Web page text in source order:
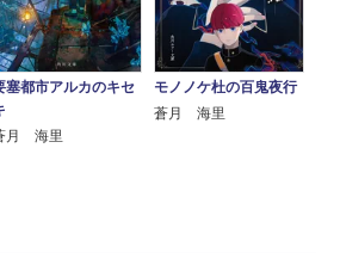
塞都市アルカのキセ
月 海里
モノノケ杜の百鬼夜行
蒼月 海里